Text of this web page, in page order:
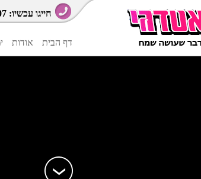
חייגו עכשיו:
דף הבית אודות